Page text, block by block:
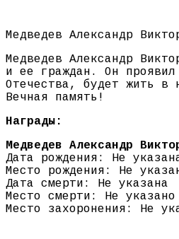
Медведев Александр
Медведев Александр
и ее граждан. Он проявил
Отечества, будет жить в
Вечная память!
Награды:
Медведев Александр
Дата рождения: Не
Место рождения: Не
Дата смерти: Не указана
Место смерти: Не указано
Место захоронения: Не